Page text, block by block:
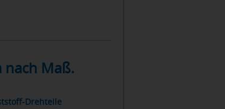
nach Maß.
Drehteile